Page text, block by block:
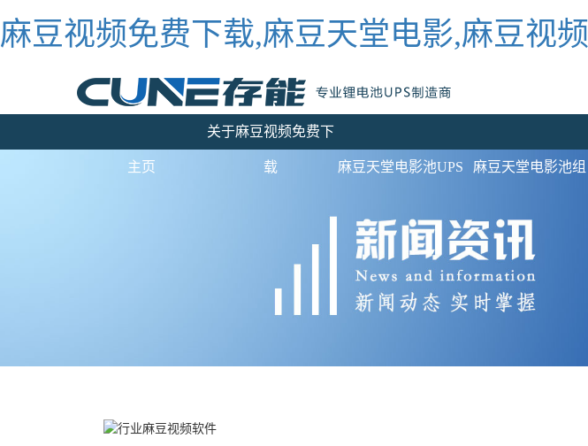
麻豆视频免费下载,麻豆天堂电影,麻豆视
主页
关于麻豆视频免费下
载 麻豆天堂电影池UPS 麻豆天堂电影池组